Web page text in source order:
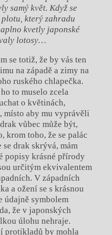
samý květ. Když se
který zahradu
kvetly japonské
lotosy…
se totiž, že by vás ten
na západě a zimy na
ruského chlapečka.
to muselo zcela
o květinách,
místo aby mu vyprávěli
vůbec může být,
krom toho, že se palác
drak skrývá, mám
popisy krásné přírody
určitým ekvivalentem
V západních
a ožení se s krásnou
údajně symbolem
že v japonských
úlohu nehraje.
protikladů by mohla